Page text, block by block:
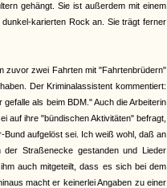
gehängt. Sie ist außerdem mit einem
karierten Rock an. Sie trägt ferner
zuvor zwei Fahrten mit "Fahrtenbrüdern"
Der Kriminalassistent kommentiert:
als beim BDM." Auch die Arbeiterin
auf ihre "bündischen Aktivitäten" befragt,
aufgelöst sei. Ich weiß wohl, daß an
Straßenecke gestanden und Lieder
auch mitgeteilt, dass es sich bei dem
macht er keinerlei Angaben zu einer